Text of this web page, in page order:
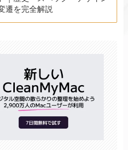
遷を完全解説